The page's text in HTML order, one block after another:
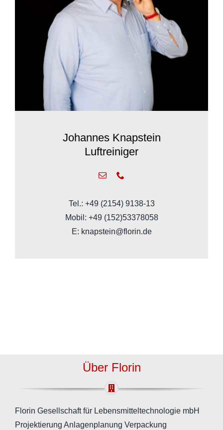
Johannes Knapstein
Luftreiniger
Tel.: +49 (2154) 9138-13
Mobil: +49 (152)53378058
E: knapstein@florin.de
Über Florin
Florin Gesellschaft für Lebensmitteltechnologie mbH
Projektierung Anlagenplanung Verpackung